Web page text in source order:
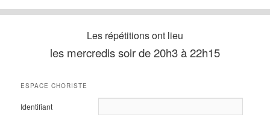
Les répétitions ont lieu
les mercredis soir de 20h3 à 22h15
ESPACE CHORISTE
Identifiant